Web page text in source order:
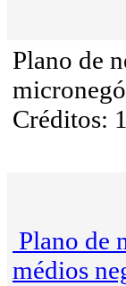
Plano de
Créditos: 1
Plano de
médios